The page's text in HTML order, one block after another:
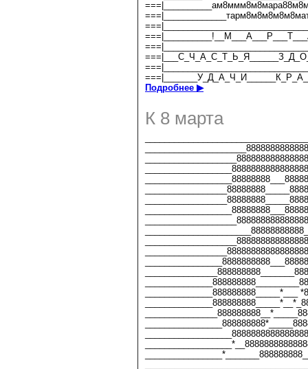
Подробнее ▶
К 8 марта
______________888888888_____*___